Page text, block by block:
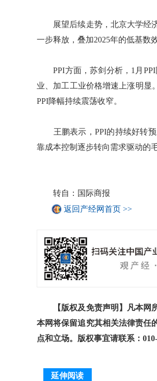
展望后续走势，北京大学经济
一步释放，叠加2025年的低基数
PPI方面，苏剑分析，1月PPI
业、加工工业价格增速上涨明显
PPI降幅持续震荡收窄。
王鹏表示，PPI的持续好转预
靠成本控制逐步转向需求驱动的
转自：国际商报
返回产经网首页 >>
【版权及免责声明】凡本网所
本网将保留追究其相关法律责任
点和立场。版权事宜请联系：010-
延伸阅读